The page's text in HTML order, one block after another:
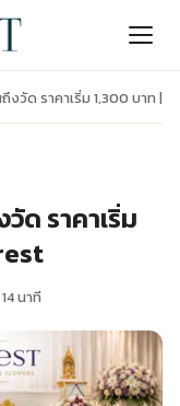
วัด ราคาเริ่ม 1,300 บาท |
ด ราคาเริ่ม
นาที